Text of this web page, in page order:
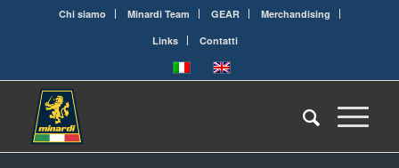
Chi siamo Minardi Team GEAR
Merchandising
Links
Contatti